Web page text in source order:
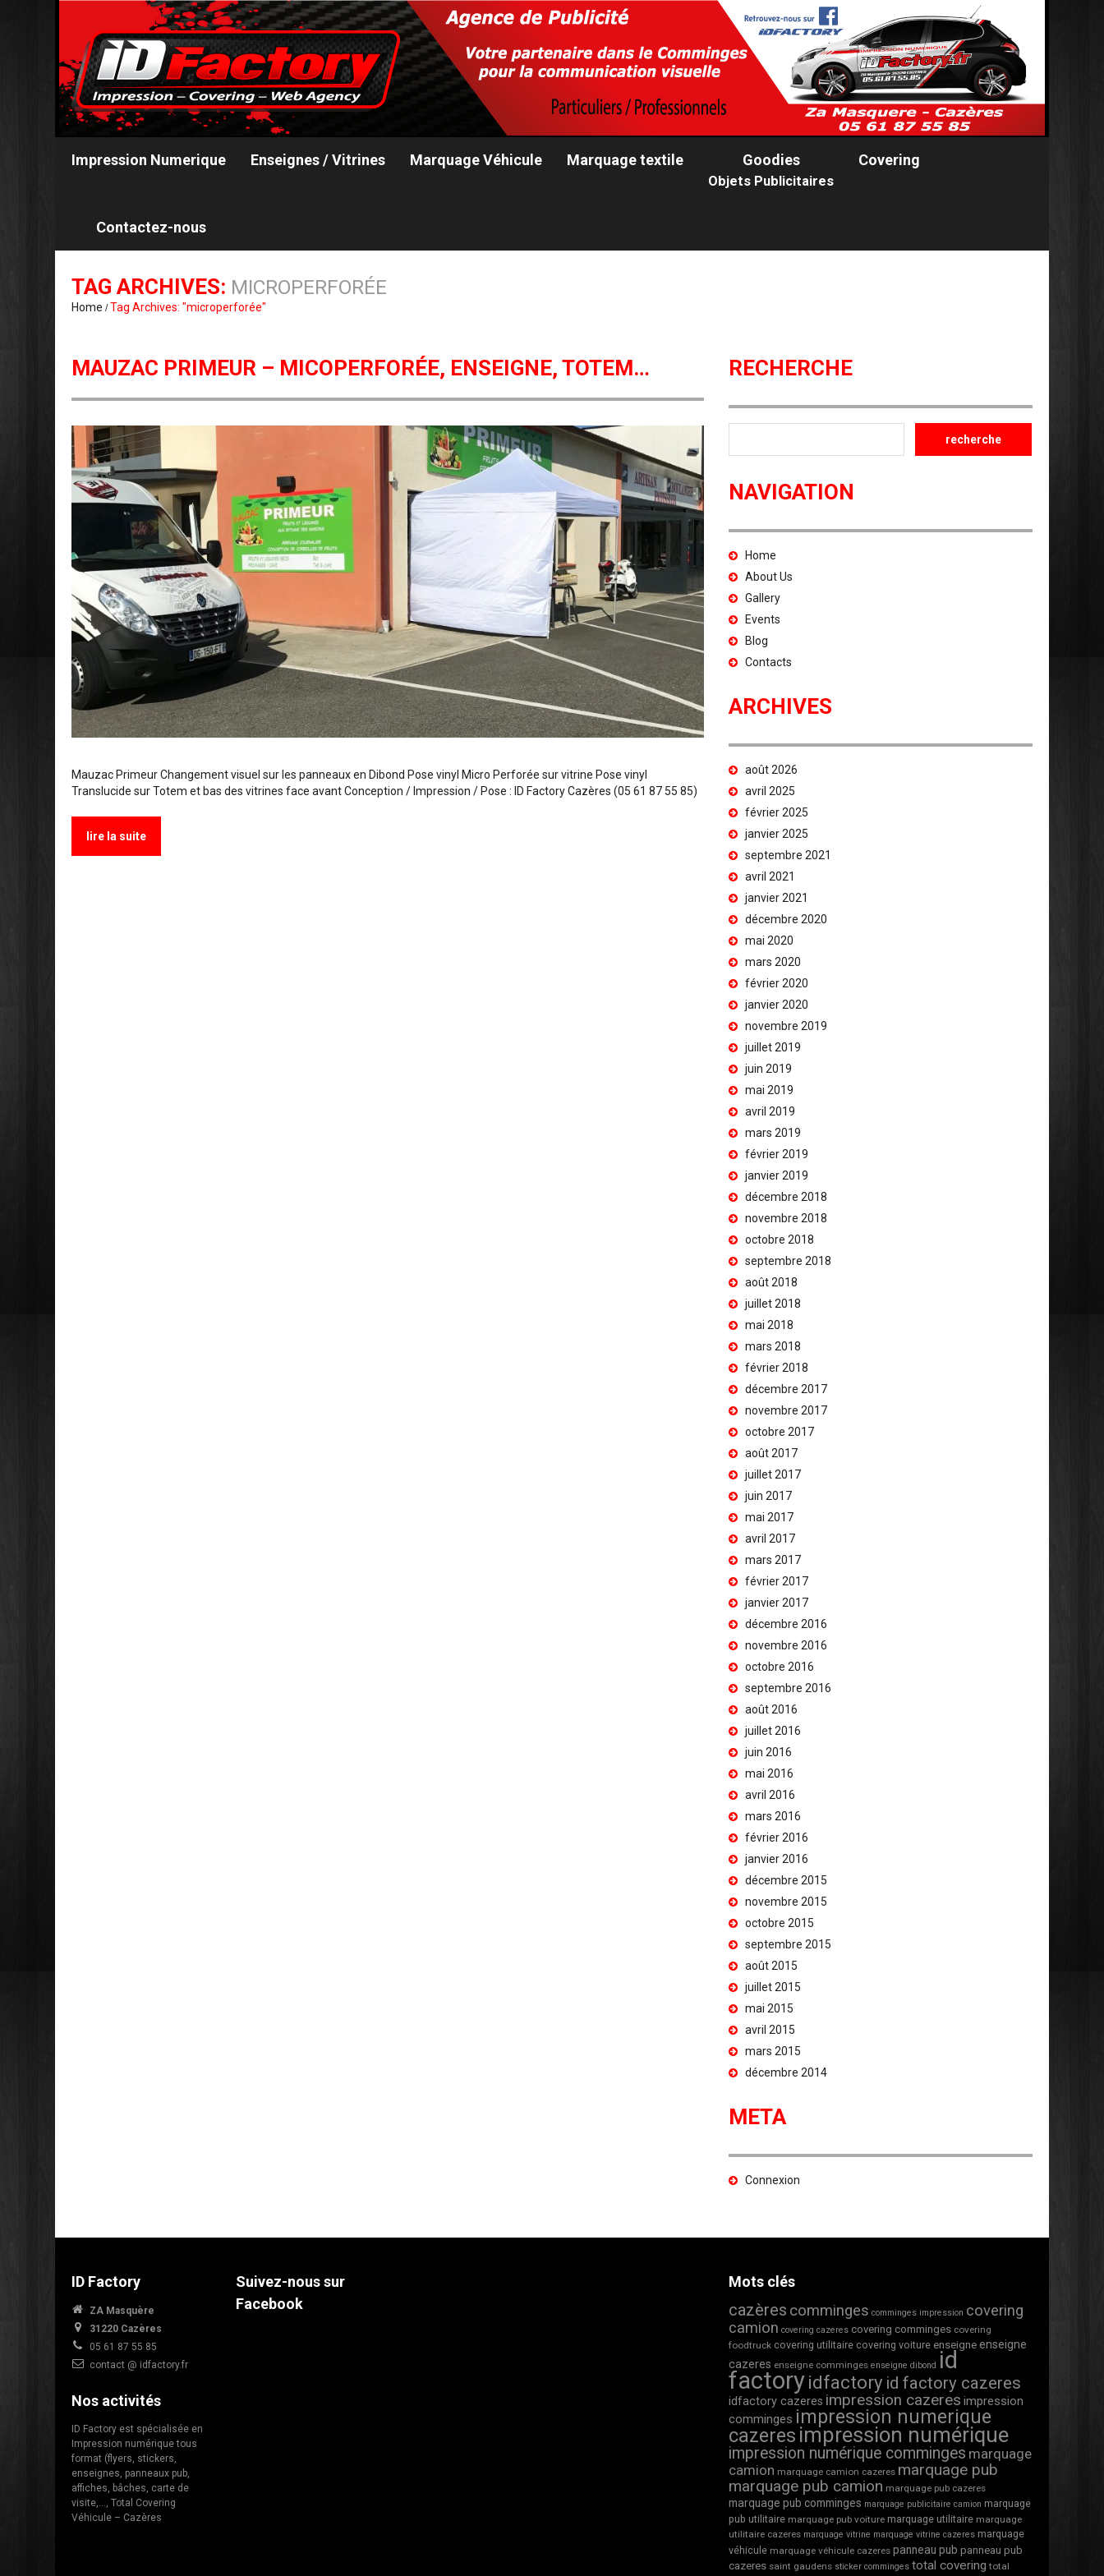
Impression Numerique Enseignes / Vitrines Marquage Véhicule Marquage textile Goodies
Objets Publicitaires
Covering
Contactez-nous
TAG ARCHIVES: MICROPERFORÉE
Home Tag Archives: "microperforée"
MAUZAC PRIMEUR – MICOPERFORÉE, ENSEIGNE, TOTEM…
Mauzac Primeur Changement visuel sur les panneaux en Dibond Pose vinyl Micro Perforée sur vitrine Pose vinyl
Translucide sur Totem et bas des vitrines face avant Conception / Impression / Pose : ID Factory Cazères (05 61 87 55 85)
lire la suite
RECHERCHE
NAVIGATION
Home
About Us
Gallery
Events
Blog
Contacts
ARCHIVES
août 2026
avril 2025
février 2025
janvier 2025
septembre 2021
avril 2021
janvier 2021
décembre 2020
mai 2020
mars 2020
février 2020
janvier 2020
novembre 2019
juillet 2019
juin 2019
mai 2019
avril 2019
mars 2019
février 2019
janvier 2019
décembre 2018
novembre 2018
octobre 2018
septembre 2018
août 2018
juillet 2018
mai 2018
mars 2018
février 2018
décembre 2017
novembre 2017
octobre 2017
août 2017
juillet 2017
juin 2017
mai 2017
avril 2017
mars 2017
février 2017
janvier 2017
décembre 2016
novembre 2016
octobre 2016
septembre 2016
août 2016
juillet 2016
juin 2016
mai 2016
avril 2016
mars 2016
février 2016
janvier 2016
décembre 2015
novembre 2015
octobre 2015
septembre 2015
août 2015
juillet 2015
mai 2015
avril 2015
mars 2015
décembre 2014
META
Connexion
ID Factory
ZA Masquère
31220 Cazères
05 61 87 55 85
contact @ idfactory.fr
Nos activités
ID Factory est spécialisée en
Impression numérique tous
format (flyers, stickers,
enseignes, panneaux pub,
affiches, bâches, carte de
visite,…, Total Covering
Véhicule – Cazères
Suivez-nous sur
Facebook
Mots clés
cazères comminges comminges impression covering
camion covering cazeres covering comminges covering
foodtruck covering utilitaire covering voiture enseigne enseigne
cazeres enseigne comminges enseigne dibond id
factoryidfactory id factory cazeres
idfactory cazeres impression cazeres impression
comminges impression numerique
cazeres impression numérique
impression numérique comminges marquage
camion marquage camion cazeres marquage pub
marquage pub camion marquage pub cazeres
marquage pub comminges marquage publicitaire camion marquage
pub utilitaire marquage pub voiture marquage utilitaire marquage
utilitaire cazeres marquage vitrine marquage vitrine cazeres marquage
véhicule marquage véhicule cazeres panneau pub panneau pub
cazeres saint gaudens sticker comminges total covering total